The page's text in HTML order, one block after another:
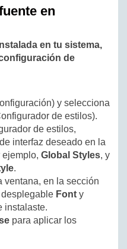
en
en tu sistema,
de
y selecciona
de estilos).
de estilos,
interfaz deseado en la
ejemplo, Global Styles, y
.
ventana, en la sección
Font y
instalaste.
para aplicar los